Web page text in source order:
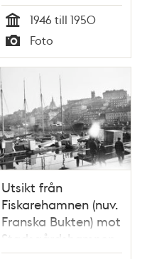
Tid
1946 till 1950
Typ
Foto
Utsikt från
Fiskarehamnen (nuv.
Franska Bukten) mot
Stadsgårdshamnen